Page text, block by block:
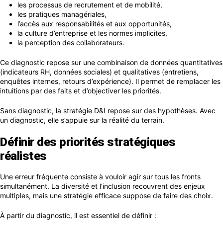
les processus de recrutement et de mobilité,
les pratiques managériales,
l’accès aux responsabilités et aux opportunités,
la culture d’entreprise et les normes implicites,
la perception des collaborateurs.
Ce diagnostic repose sur une combinaison de données quantitatives
(indicateurs RH, données sociales) et qualitatives (entretiens,
enquêtes internes, retours d’expérience). Il permet de remplacer les
intuitions par des faits et d’objectiver les priorités.
Sans diagnostic, la stratégie D&I repose sur des hypothèses. Avec
un diagnostic, elle s’appuie sur la réalité du terrain.
Définir des priorités stratégiques
réalistes
Une erreur fréquente consiste à vouloir agir sur tous les fronts
simultanément. La diversité et l’inclusion recouvrent des enjeux
multiples, mais une stratégie efficace suppose de faire des choix.
À partir du diagnostic, il est essentiel de définir :